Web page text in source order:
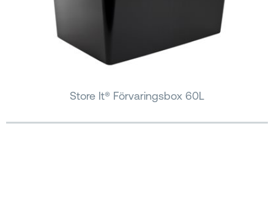
Store It® Förvaringsbox 60L